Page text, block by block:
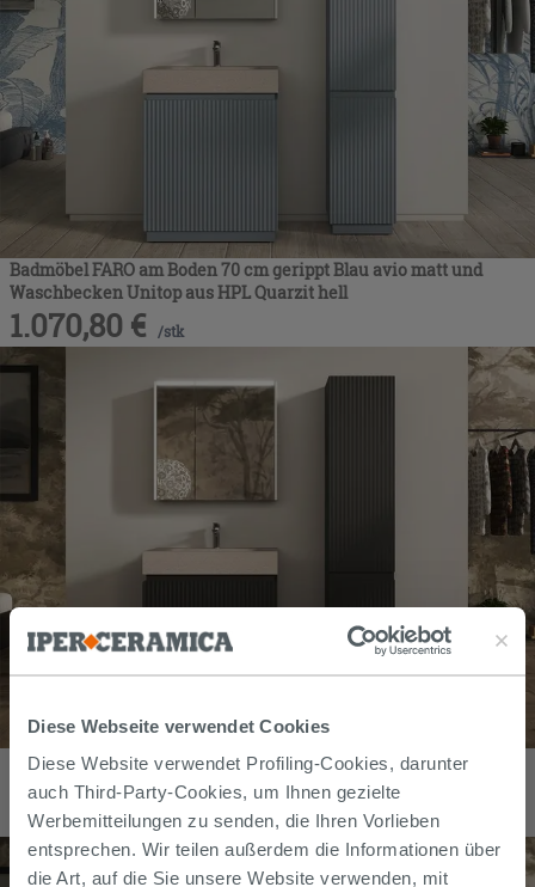
Diese Webseite verwendet Cookies
Diese Website verwendet Profiling-Cookies, darunter
auch Third-Party-Cookies, um Ihnen gezielte
Werbemitteilungen zu senden, die Ihren Vorlieben
entsprechen. Wir teilen außerdem die Informationen über
die Art, auf die Sie unsere Website verwenden, mit
Badmöbel FARO am Boden 70 cm gerippt Blau avio matt und
Waschbecken Unitop aus HPL Quarzit hell
1.070,80 € /stk
Badmöbel FARO am Boden 70 cm gerippt Schwarz matt und
Waschbecken Unitop aus HPL Quarzit hell
1.070,80€ /stk